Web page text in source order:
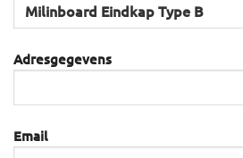
Adresgegevens
Email